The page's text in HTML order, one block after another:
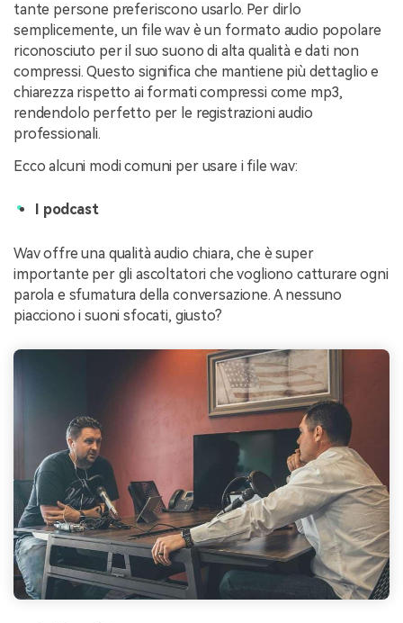
tante persone preferiscono usarlo. Per dirlo
semplicemente, un file wav è un formato audio popolare
riconosciuto per il suo suono di alta qualità e dati non
compressi. Questo significa che mantiene più dettaglio e
chiarezza rispetto ai formati compressi come mp3,
rendendolo perfetto per le registrazioni audio
professionali.
Ecco alcuni modi comuni per usare i file wav:
I podcast
Wav offre una qualità audio chiara, che è super
importante per gli ascoltatori che vogliono catturare ogni
parola e sfumatura della conversazione. A nessuno
piacciono i suoni sfocati, giusto?